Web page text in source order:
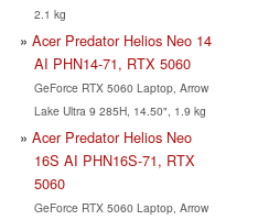
2.1 kg
Acer Predator Helios Neo 14
AI PHN14-71, RTX 5060
GeForce RTX 5060 Laptop, Arrow
Lake Ultra 9 285H, 14.50", 1.9 kg
Acer Predator Helios Neo
16S AI PHN16S-71, RTX
5060
GeForce RTX 5060 Laptop, Arrow